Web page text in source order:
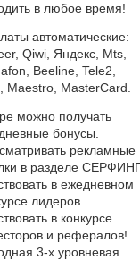
в любое время!
автоматические:
Qiwi, Яндекс, Mts,
Beeline, Tele2,
Maestro, MasterCard.
можно получать
бонусы.
рекламные
в разделе
в ежедневном
лидеров.
в конкурсе
и рефералов!
3-х уровневая